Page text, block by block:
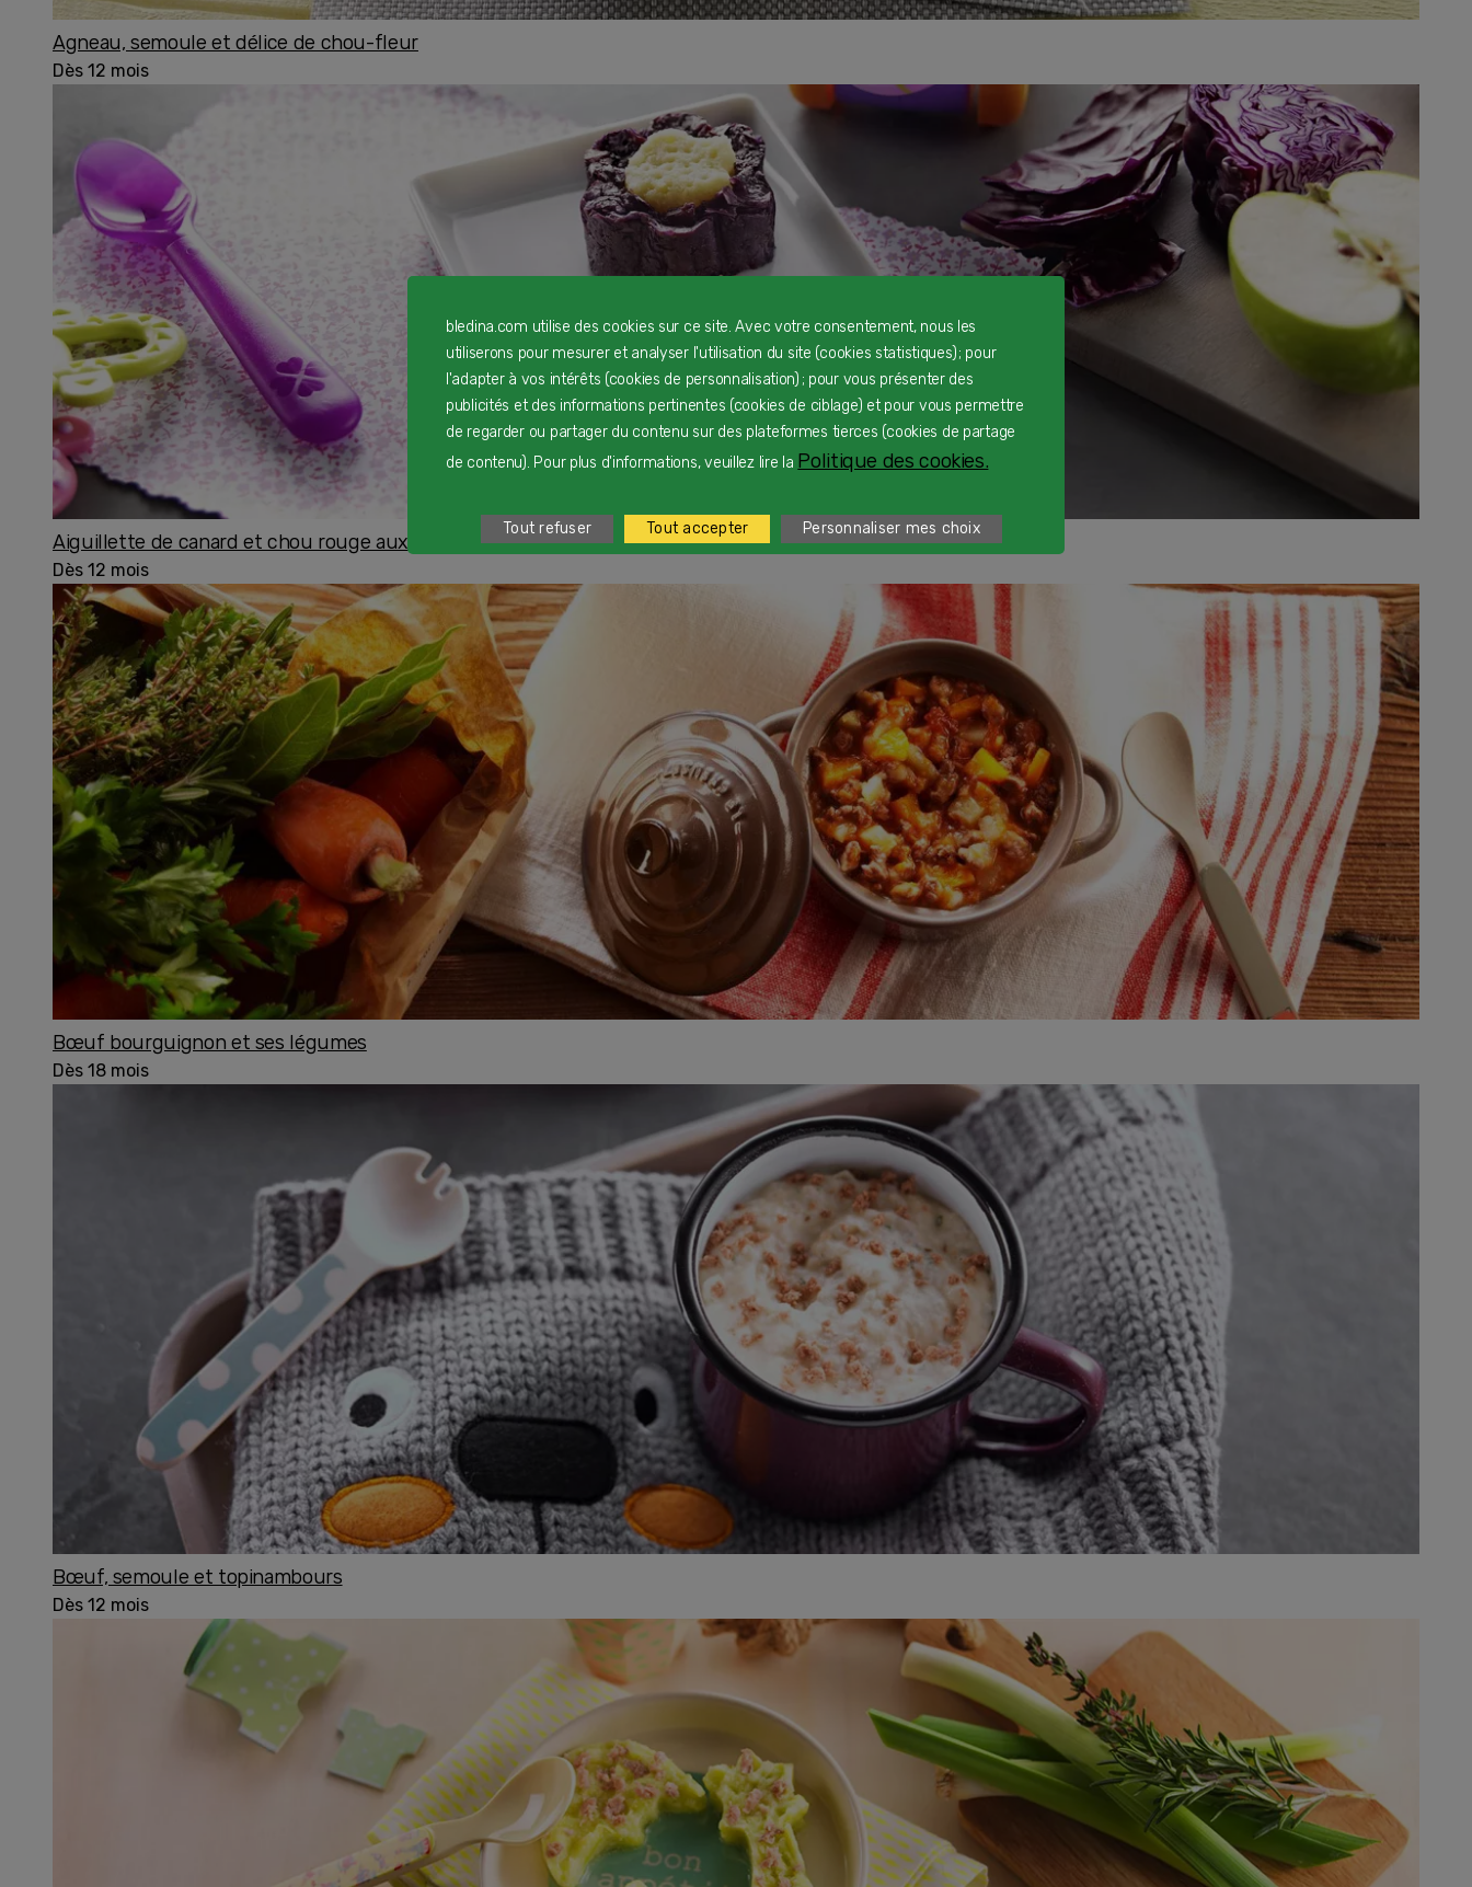
Agneau, semoule et délice de chou-fleur
Dès 12 mois
Aiguillette de canard et chou rouge aux pommes
Dès 12 mois
Bœuf bourguignon et ses légumes
Dès 18 mois
Bœuf, semoule et topinambours
Dès 12 mois
bledina.com utilise des cookies sur ce site. Avec votre consentement, nous les
utiliserons pour mesurer et analyser l'utilisation du site (cookies statistiques) ; pour
l'adapter à vos intérêts (cookies de personnalisation) ; pour vous présenter des
publicités et des informations pertinentes (cookies de ciblage) et pour vous permettre
de regarder ou partager du contenu sur des plateformes tierces (cookies de partage
de contenu). Pour plus d'informations, veuillez lire la Politique des cookies.
Tout refuser Tout accepter Personnaliser mes choix